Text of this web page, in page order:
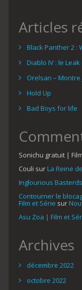
Articles
Black Panther 2 :
Diablo IV : le
Orelsan –
Hold Up
Bad Boys for life
Sonichu gratuit |
Couli surLa Reine
Inglourious
Contourner le
Film et Série sur
Asu Zoa | Film et
Archives
décembre 2022
octobre 2022